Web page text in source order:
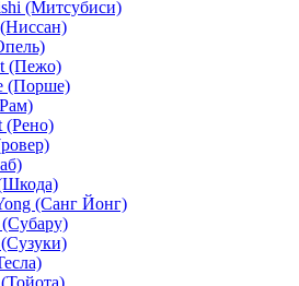
(Митсубиси)
(Пежо)
(Порше)
(Рено)
(Санг Йонг)
(Субару)